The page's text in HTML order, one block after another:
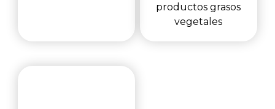
productos grasos
vegetales